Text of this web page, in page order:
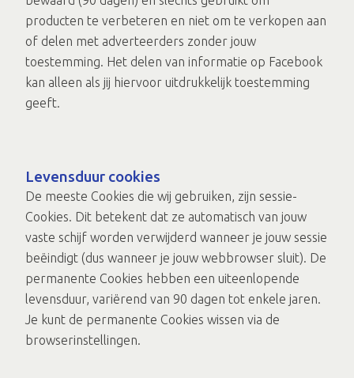
producten te verbeteren en niet om te verkopen aan
of delen met adverteerders zonder jouw
toestemming. Het delen van informatie op Facebook
kan alleen als jij hiervoor uitdrukkelijk toestemming
geeft.
Levensduur cookies
De meeste Cookies die wij gebruiken, zijn sessie-
Cookies. Dit betekent dat ze automatisch van jouw
vaste schijf worden verwijderd wanneer je jouw sessie
beëindigt (dus wanneer je jouw webbrowser sluit). De
permanente Cookies hebben een uiteenlopende
levensduur, variërend van 90 dagen tot enkele jaren.
Je kunt de permanente Cookies wissen via de
browserinstellingen.